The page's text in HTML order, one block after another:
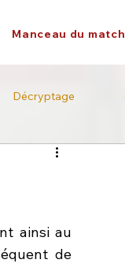
Manceau du match
Décryptage
de